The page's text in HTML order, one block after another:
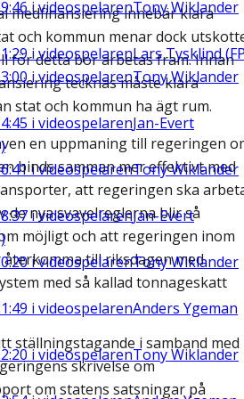
i videospelarenTony Wiklander
i videospelarenLars Tysklind
i videospelarenTony Wiklander
i videospelarenJan-Evert
i videospelarenTony Wiklander
i videospelarenJan-Evert
i videospelarenTony Wiklander
i videospelarenAnders Ygeman
i videospelarenTony Wiklander
medfinansiering innebär klara
och kommun menar dock
för detta bör arbetas fram. Innan
tecknas måste klara
stat och kommun ha ägt rum.
en uppmaning till regeringen
binds samman mer effektivt med
att regeringen ska
nya svavelreglerna blir så
möjligt och att regeringen inom
till riksdagen med
med så kallad tonnageskatt
ställningstagande i samband med
skrivelse om
om statens satsningar på